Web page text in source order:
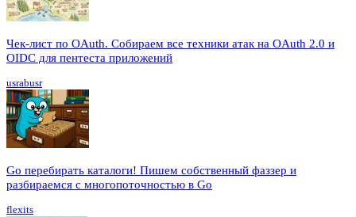
Чек-лист по OAuth. Собираем все техники атак на OAuth 2.0 и
OIDC для пентеста приложений
usrabusr
Go перебирать каталоги! Пишем собственный фаззер и
разбираемся с многопоточностью в Go
flexits